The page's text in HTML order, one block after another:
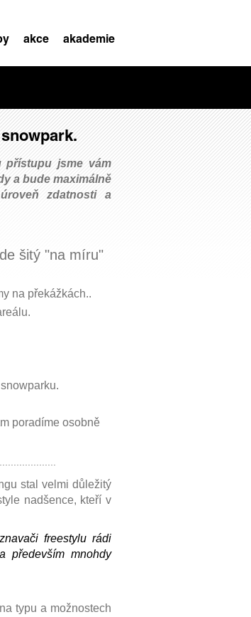
akce akademie
přístupu jsme vám
a bude maximálně
zdatnosti a
šitý "na míru"
na překážkách..
poradíme osobně
stal velmi důležitý
nadšence, kteří v
freestylu rádi
především mnohdy
typu a možnostech